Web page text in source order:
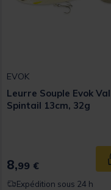
EVOK
Leurre Souple Evok
Spintail 13cm, 32g
8,99 €
Expédition sous 24 h